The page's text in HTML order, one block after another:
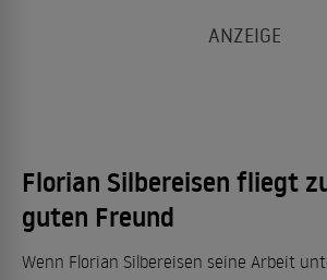
Florian Silbereisen fliegt
guten Freund
Wenn Florian Silbereisen seine Arbeit